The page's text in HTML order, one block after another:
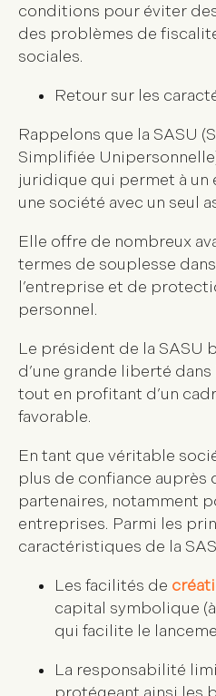
conditions pour éviter
des problèmes de
sociales.
Retour sur les
Rappelons que la SASU
Simplifiée
juridique qui permet à un
une société avec un seul
Elle offre de nombreux
termes de souplesse
l’entreprise et de
personnel.
Le président de la SASU
d’une grande liberté
tout en profitant d’un
favorable.
En tant que véritable
plus de confiance auprès
partenaires, notamment
entreprises. Parmi les
caractéristiques de la
Les facilités de
capital symbolique
qui facilite le
La responsabilité